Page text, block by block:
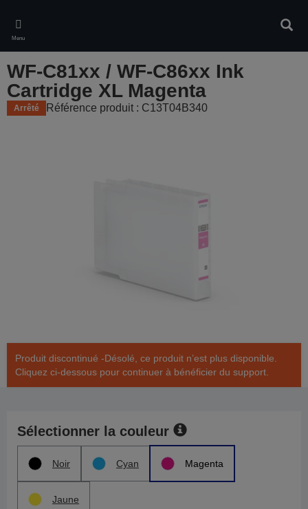
main
content
Menu
WF-C81xx / WF-C86xx Ink
Cartridge XL Magenta
Arrêté Référence produit : C13T04B340
Produit discontinué -Désolé, ce produit n’est plus disponible.
Cliquez ci-dessous pour continuer à bénéficier du support.
Sélectionner la couleur
Noir Cyan Magenta
Jaune